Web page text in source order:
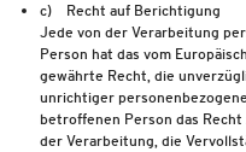
c) Recht auf Berichtigung
Jede von der Verarbeitung
Person hat das vom
gewährte Recht, die
unrichtiger
betroffenen Person das
der Verarbeitung, die